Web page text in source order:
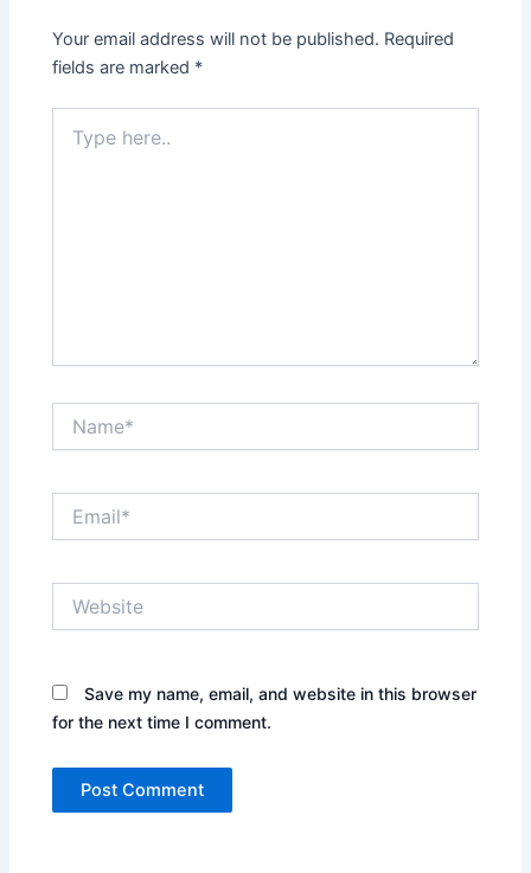
Your email address will not be published. Required
fields are marked *
here..
Save my name, email, and website in this browser
for the next time I comment.